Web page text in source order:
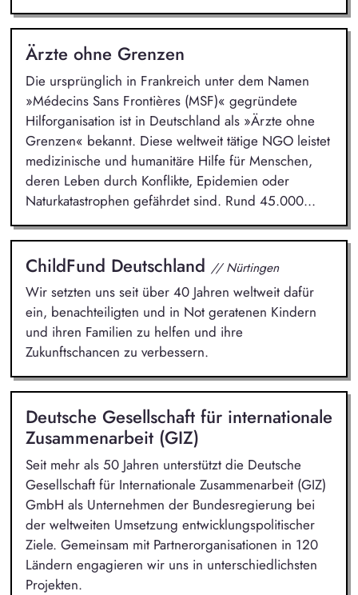
Ärzte ohne Grenzen
Die ursprünglich in Frankreich unter dem Namen
»Médecins Sans Frontières (MSF)« gegründete
Hilforganisation ist in Deutschland als »Ärzte ohne
Grenzen« bekannt. Diese weltweit tätige NGO leistet
medizinische und humanitäre Hilfe für Menschen,
deren Leben durch Konflikte, Epidemien oder
Naturkatastrophen gefährdet sind. Rund 45.000...
ChildFund Deutschland // Nürtingen
Wir setzten uns seit über 40 Jahren weltweit dafür
ein, benachteiligten und in Not geratenen Kindern
und ihren Familien zu helfen und ihre
Zukunftschancen zu verbessern.
Deutsche Gesellschaft für internationale
Zusammenarbeit (GIZ)
Seit mehr als 50 Jahren unterstützt die Deutsche
Gesellschaft für Internationale Zusammenarbeit (GIZ)
GmbH als Unternehmen der Bundesregierung bei
der weltweiten Umsetzung entwicklungspolitischer
Ziele. Gemeinsam mit Partnerorganisationen in 120
Ländern engagieren wir uns in unterschiedlichsten
Projekten.